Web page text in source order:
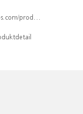
isin/CH1570362199